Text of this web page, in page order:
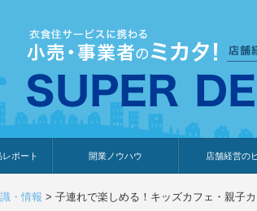
レポート
め
ー
開業ノウハウ
開業までの道のり
開業知識・情報
店舗経営の
ウェブ集客・販
展示会情報
接客・販売
知識情報
販促カレンダー
集客・販売促進
・情報 > 子連れで楽しめる！キッズカフェ・親子